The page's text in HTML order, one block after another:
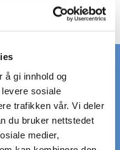
å gi innhold og
sosiale
trafikken vår. Vi deler
du bruker nettstedet
medier,
STORT LAGER
av standardrister